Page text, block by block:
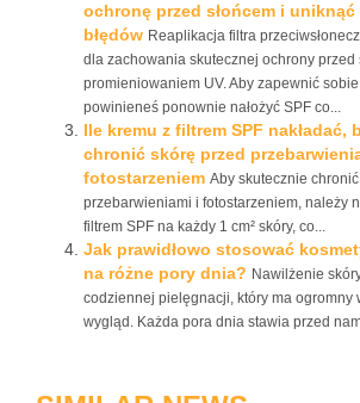
ochronę przed słońcem i
błędów Reaplikacja filtra
dla zachowania skutecznej ochrony przed
promieniowaniem UV. Aby zapewnić
powinieneś ponownie nałożyć SPF co...
Ile kremu z filtrem SPF nakładać,
chronić skórę przed
fotostarzeniem Aby skutecznie
przebarwieniami i fotostarzeniem, należy
filtrem SPF na każdy 1 cm² skóry, co...
Jak prawidłowo stosować
na różne pory dnia? Nawilżenie
codziennej pielęgnacji, który ma ogromny
wygląd. Każda pora dnia stawia przed